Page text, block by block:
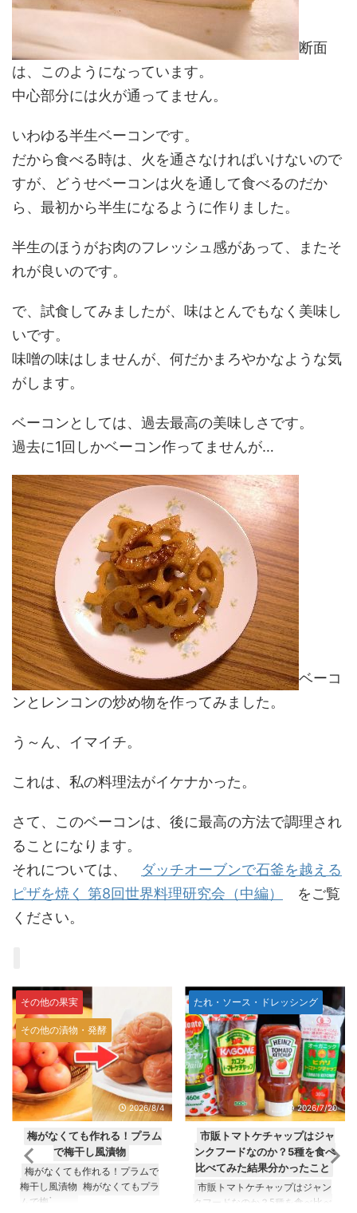
断面
は、このようになっています。
中心部分には火が通ってません。
いわゆる半生ベーコンです。
だから食べる時は、火を通さなければいけないので
すが、どうせベーコンは火を通して食べるのだか
ら、最初から半生になるように作りました。
半生のほうがお肉のフレッシュ感があって、またそ
れが良いのです。
で、試食してみましたが、味はとんでもなく美味し
いです。
味噌の味はしませんが、何だかまろやかなような気
がします。
ベーコンとしては、過去最高の美味しさです。
過去に1回しかベーコン作ってませんが…
ベーコ
ンとレンコンの炒め物を作ってみました。
う～ん、イマイチ。
これは、私の料理法がイケナかった。
さて、このベーコンは、後に最高の方法で調理され
ることになります。
それについては、 ダッチオーブンで石釜を越える
ピザを焼く 第8回世界料理研究会（中編）
をご覧
ください。
たれ・ソース・ドレッシング
2026/7/20
市販トマトケチャップはジャ
ンクフードなのか？5種を食べ
比べてみた結果分かったこと
市販トマトケチャップはジャン
クフードなのか？5種を食べ比べ
未分類
2026/7/25
ペットボトルのお茶が開封後
何日で腐るか実験してみた
ペットボトルのお茶が開封後何
日で腐るか実験してみた ペット
ボトルӗ ...